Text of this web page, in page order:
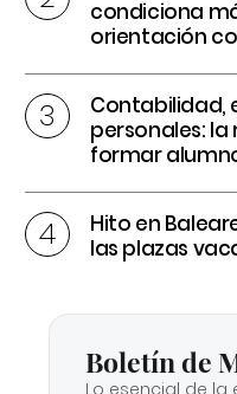
condiciona
orientación
Contabilidad,
personales:
formar
Hito en
las plazas
Boletín de
Lo esencial de